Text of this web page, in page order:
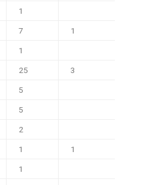
1
7 1
1
25 3
5
5
2
1 1
1